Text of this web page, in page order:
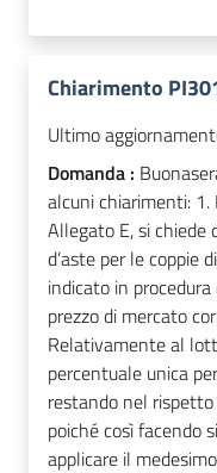
Chiarimento
Ultimo
Domanda :
alcuni chiarimenti:
Allegato E, si chiede
d’aste per le coppie
indicato in
prezzo di mercato
Relativamente al
percentuale unica
restando nel rispetto
poiché così facendo
applicare il